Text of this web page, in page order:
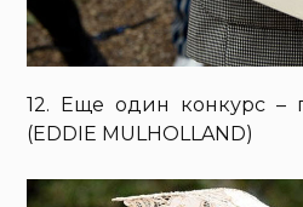
12. Еще один конкурс –
(EDDIE MULHOLLAND)